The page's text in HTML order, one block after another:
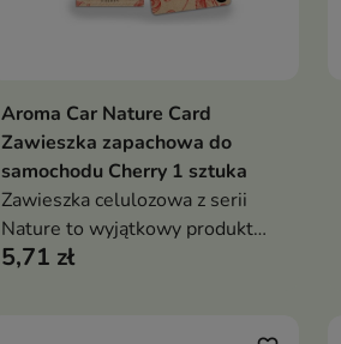
Dodaj do koszyka
Aroma Car Nature Card
Zawieszka zapachowa do
samochodu Cherry 1 sztuka
Zawieszka celulozowa z serii
Nature to wyjątkowy produkt
inspirowany naturą
5,71 zł